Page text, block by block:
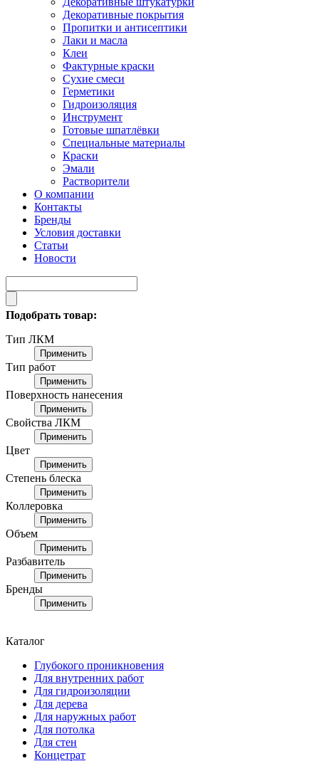
Декоративные покрытия
Пропитки и антисептики
Лаки и масла
Клеи
Фактурные краски
Сухие смеси
Герметики
Гидроизоляция
Инструмент
Готовые шпатлёвки
Специальные материалы
Краски
Эмали
Растворители
О компании
Контакты
Бренды
Условия доставки
Статьи
Новости
Подобрать товар:
Тип ЛКМ
Применить
Тип работ
Применить
Поверхность нанесения
Применить
Свойства ЛКМ
Применить
Цвет
Применить
Степень блеска
Применить
Коллеровка
Применить
Объем
Применить
Разбавитель
Применить
Бренды
Применить
Каталог
Глубокого проникновения
Для внутренних работ
Для гидроизоляции
Для дерева
Для наружных работ
Для потолка
Для стен
Концетрат